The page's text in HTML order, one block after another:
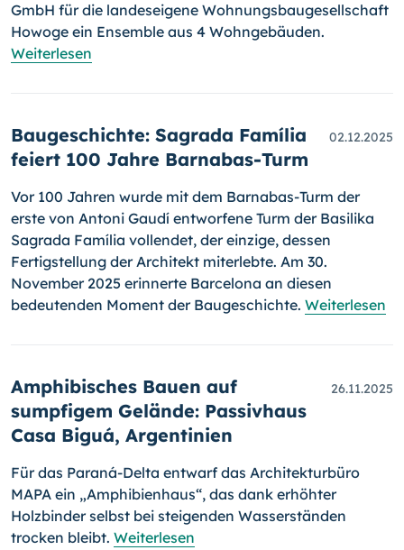
GmbH für die landeseigene Wohnungsbaugesellschaft
Howoge ein Ensemble aus 4 Wohngebäuden.
Weiterlesen
Baugeschichte: Sagrada Família
feiert 100 Jahre Barnabas-Turm
02.12.2025
Vor 100 Jahren wurde mit dem Barnabas-Turm der
erste von Antoni Gaudí entworfene Turm der Basilika
Sagrada Família vollendet, der einzige, dessen
Fertigstellung der Architekt miterlebte. Am 30.
November 2025 erinnerte Barcelona an diesen
bedeutenden Moment der Baugeschichte. Weiterlesen
Amphibisches Bauen auf
sumpfigem Gelände: Passivhaus
Casa Biguá, Argentinien
26.11.2025
Für das Paraná-Delta entwarf das Architekturbüro
MAPA ein „Amphibienhaus“, das dank erhöhter
Holzbinder selbst bei steigenden Wasserständen
trocken bleibt. Weiterlesen